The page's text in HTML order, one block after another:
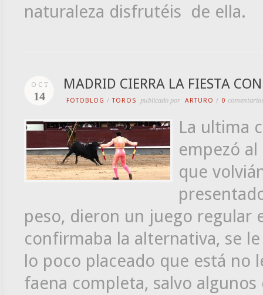
naturaleza disfrutéis de ella.
OCT
14
MADRID CIERRA LA FIESTA
FOTOBLOG /TOROS publicado por ARTURO / 0
La ultima
empezó
que
peso, dieron un juego regular
confirmaba la alternativa, se
lo poco placeado que está no
faena completa, salvo